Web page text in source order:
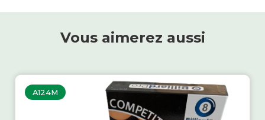
Vous aimerez aussi
A124M